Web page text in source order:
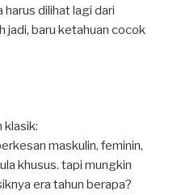
harus dilihat lagi dari
jadi, baru ketahuan cocok
klasik:
maskulin, feminin,
khusus. tapi mungkin
era tahun berapa?